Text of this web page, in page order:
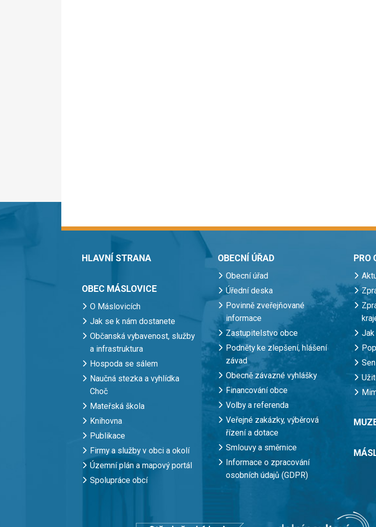
HLAVNÍ STRANA
OBEC MÁSLOVICE
O Máslovicích
Jak se k nám dostanete
Občanská vybavenost, služby
a infrastruktura
Hospoda se sálem
Naučná stezka a vyhlídka
Choč
Mateřská škola
Knihovna
Publikace
Firmy a služby v obci a okolí
Územní plán a mapový portál
Spolupráce obcí
OBECNÍ ÚŘAD
Obecní úřad
Úřední deska
Povinně zveřejňované
informace
Zastupitelstvo obce
Podněty ke zlepšení, hlášení
závad
Obecně závazné vyhlášky
Financování obce
Volby a referenda
Veřejné zakázky, výběrová
řízení a dotace
Smlouvy a směrnice
Informace o zpracování
osobních údajů (GDPR)
PRO